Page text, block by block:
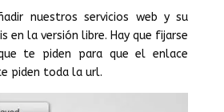
nuestros servicios web y su
en la versión libre. Hay que fijarse
te piden para que el enlace
piden toda la url.